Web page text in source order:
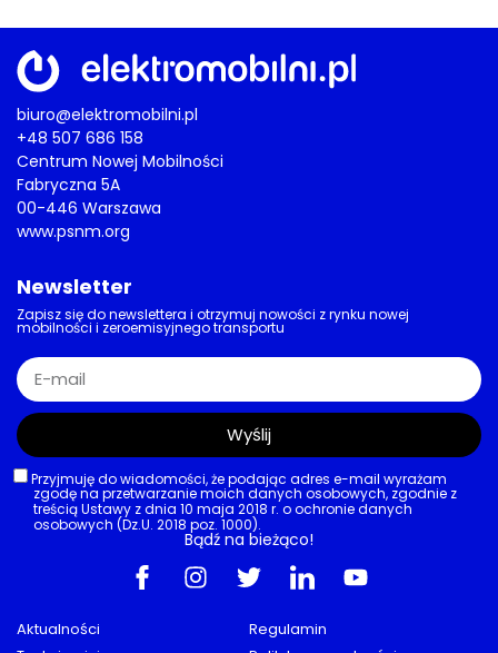
biuro@elektromobilni.pl
+48 507 686 158
Centrum Nowej Mobilności
Fabryczna 5A
00-446 Warszawa
www.psnm.org
Aktualności
Regulamin
Newsletter
Zapisz się do newslettera i otrzymuj nowości z rynku nowej
mobilności i zeroemisyjnego transportu
Przyjmuję do wiadomości, że podając adres e-mail wyrażam
zgodę na przetwarzanie moich danych osobowych, zgodnie z
treścią Ustawy z dnia 10 maja 2018 r. o ochronie danych
osobowych (Dz.U. 2018 poz. 1000).
Wyślij
Bądź na bieżąco!